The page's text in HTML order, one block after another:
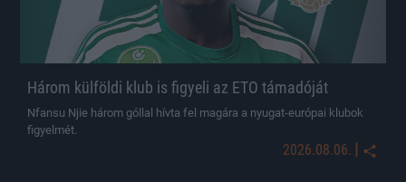
Három külföldi klub is figyeli az ETO támadóját
Nfansu Njie három góllal hívta fel magára a nyugat-európai klubok
figyelmét.
2026.08.06. |